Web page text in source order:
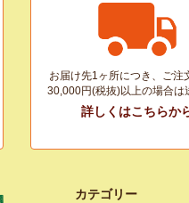
お届け先1ヶ所につき、ご注
30,000円(税抜)以上の場合は
詳しくはこちらか
カテゴリー